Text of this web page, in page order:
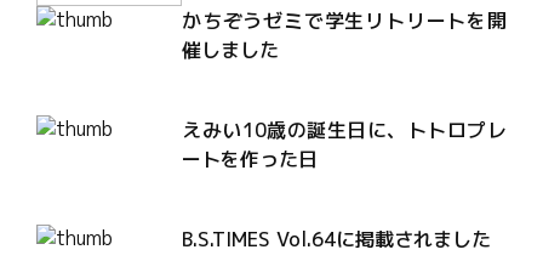
かちぞうゼミで学生リトリートを開
催しました
えみい10歳の誕生日に、トトロプレ
ートを作った日
B.S.TIMES Vol.64に掲載されました